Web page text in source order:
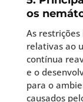
os
As
relativas ao
contínua
e o
para o
causados